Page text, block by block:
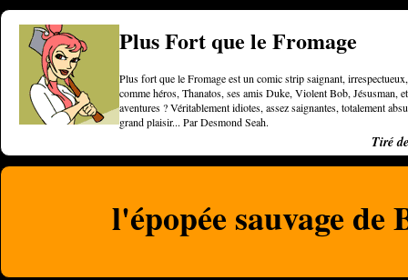
Plus Fort que le Fromage
Plus fort que le Fromage est un comic strip saignant,
comme héros, Thanatos, ses amis Duke, Violent Bob, Jésusman,
aventures ? Véritablement idiotes, assez saignantes, totalement
grand plaisir... Par Desmond Seah.
Tiré
l'épopée sauvage de